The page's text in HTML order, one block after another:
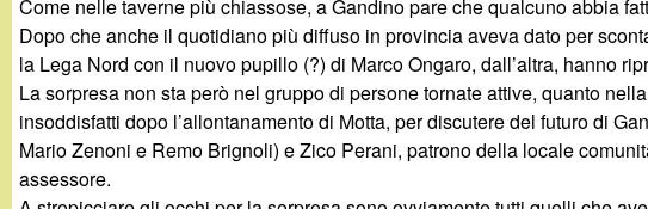
g
a
n
Come nelle taverne più chiassose, a Gandino pare che qualcuno abbia
Dopo che anche il quotidiano più diffuso in provincia aveva dato per
la Lega Nord con il nuovo pupillo (?) di Marco Ongaro, dall’altra, hanno
La sorpresa non sta però nel gruppo di persone tornate attive, quanto
insoddisfatti dopo l’allontanamento di Motta, per discutere del futuro di
Mario Zenoni e Remo Brignoli) e Zico Perani, patrono della locale
assessore.